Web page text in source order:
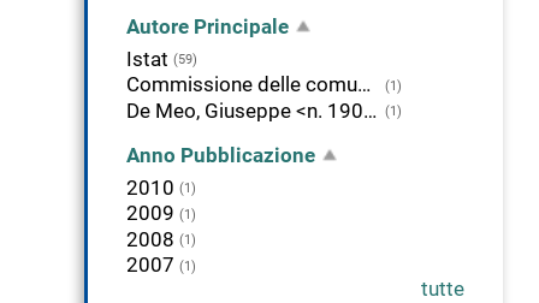
Autore Principale
Istat (59)
Commissione delle comunità europee (1)
De Meo, Giuseppe <n. 1906> (1)
Anno Pubblicazione
2010 (1)
2009 (1)
2008 (1)
2007 (1)
tutte